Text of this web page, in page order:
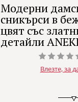
Модерни
сникърси в
цвят със
детайли
Влезте, за